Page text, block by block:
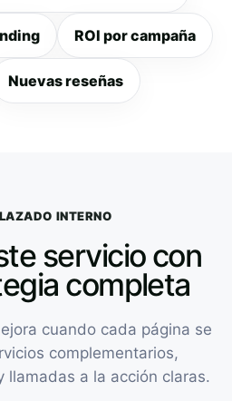
ROI por campaña
Nuevas reseñas
INTERNO
servicio con
completa
cuando cada página se
complementarios,
llamadas a la acción claras.